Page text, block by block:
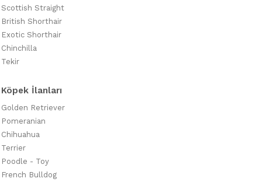
Scottish Straight
British Shorthair
Exotic Shorthair
Chinchilla
Tekir
Köpek İlanları
Golden Retriever
Pomeranian
Chihuahua
Terrier
Poodle - Toy
French Bulldog